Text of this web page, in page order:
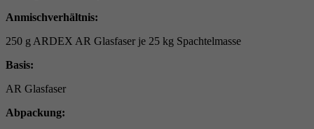
Anmischverhältnis:
250 g ARDEX AR Glasfaser je 25 kg Spachtelmasse
Basis:
AR Glasfaser
Abpackung: